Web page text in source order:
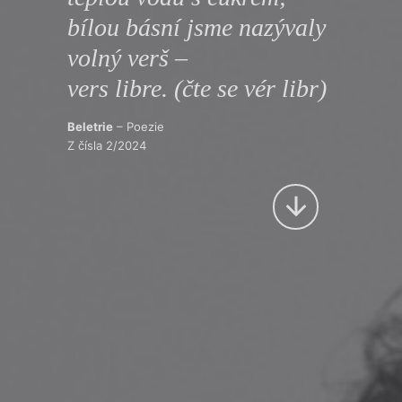
Výroční
bílou básní jsme nazývaly
volný verš –
vers libre. (čte se vér libr)
Beletrie– Poezie
Z čísla 2/2024